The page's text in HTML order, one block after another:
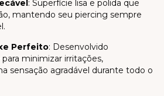
: Superfície lisa e polida que
mantendo seu piercing sempre
Perfeito: Desenvolvido
minimizar irritações,
sensação agradável durante todo o